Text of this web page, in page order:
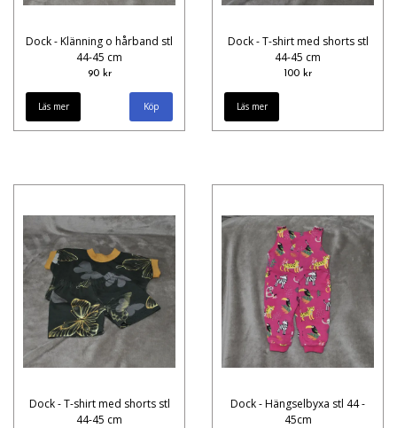
Dock - Klänning o hårband stl
44-45 cm
90 kr
Läs mer
Dock - T-shirt med shorts stl
44-45 cm
100 kr
Läs mer
Dock - T-shirt med shorts stl
44-45 cm
Dock - Hängselbyxa stl 44 -
45cm